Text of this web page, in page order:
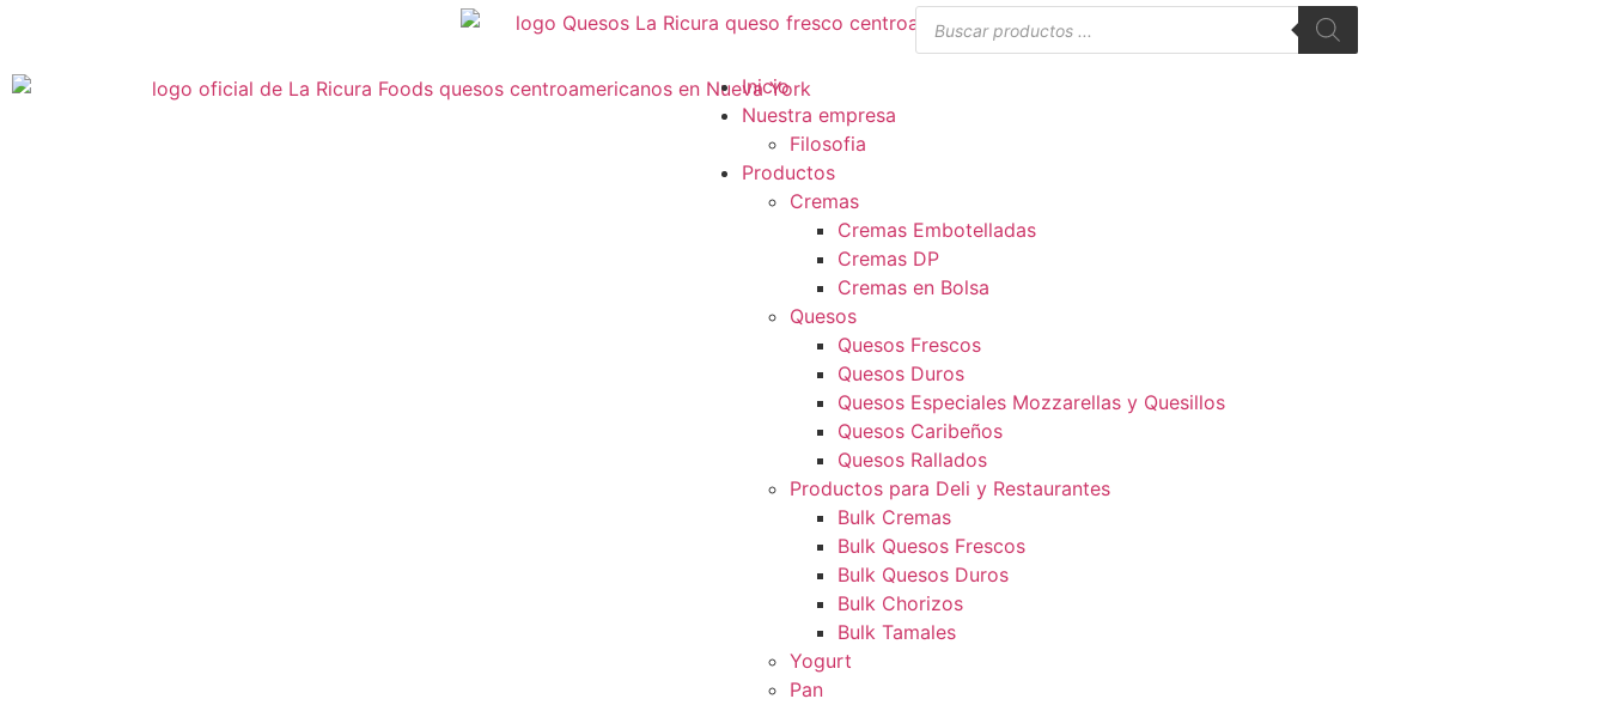
Inicio
Nuestra empresa
Filosofia
Productos
Cremas
Cremas Embotelladas
Cremas DP
Cremas en Bolsa
Quesos
Quesos Frescos
Quesos Duros
Quesos Especiales Mozzarellas y Quesillos
Quesos Caribeños
Quesos Rallados
Productos para Deli y Restaurantes
Bulk Cremas
Bulk Quesos Frescos
Bulk Quesos Duros
Bulk Chorizos
Bulk Tamales
Yogurt
Pan